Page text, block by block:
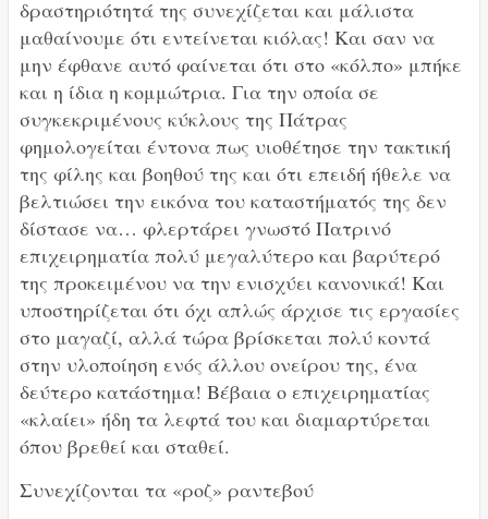
δραστηριότητά της συνεχίζεται και μάλιστα
μαθαίνουμε ότι εντείνεται κιόλας! Και σαν να
μην έφθανε αυτό φαίνεται ότι στο «κόλπο» μπήκε
και η ίδια η κομμώτρια. Για την οποία σε
συγκεκριμένους κύκλους της Πάτρας
φημολογείται έντονα πως υιοθέτησε την τακτική
της φίλης και βοηθού της και ότι επειδή ήθελε να
βελτιώσει την εικόνα του καταστήματός της δεν
δίστασε να… φλερτάρει γνωστό Πατρινό
επιχειρηματία πολύ μεγαλύτερο και βαρύτερό
της προκειμένου να την ενισχύει κανονικά! Και
υποστηρίζεται ότι όχι απλώς άρχισε τις εργασίες
στο μαγαζί, αλλά τώρα βρίσκεται πολύ κοντά
στην υλοποίηση ενός άλλου ονείρου της, ένα
δεύτερο κατάστημα! Βέβαια ο επιχειρηματίας
«κλαίει» ήδη τα λεφτά του και διαμαρτύρεται
όπου βρεθεί και σταθεί.
Συνεχίζονται τα «ροζ» ραντεβού